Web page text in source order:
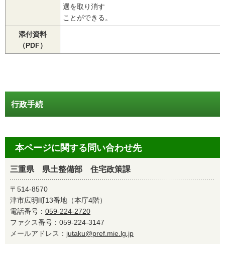
選を取り消す
ことができる。
添付資料
（PDF）
行政手続
本ページに関する問い合わせ先
三重県 県土整備部 住宅政策課
〒514-8570
津市広明町13番地（本庁4階）
電話番号： 059-224-2720
ファクス番号：059-224-3147
メールアドレス： jutaku@pref.mie.lg.jp